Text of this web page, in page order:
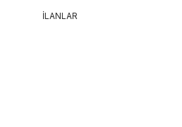
İLANLAR